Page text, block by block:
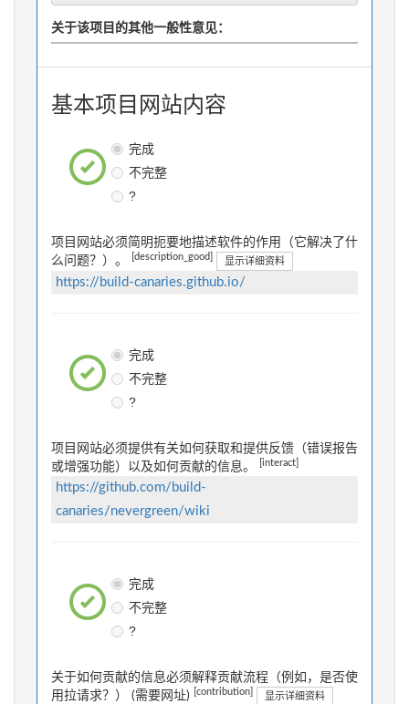
关于该项目的其他一般性意见：
基本项目网站内容
完成
不完整
?
项目网站必须简明扼要地描述软件的作用（它解决了什
么问题？）。
[description_good] 显示详细资料
https://build-canaries.github.io/
完成
不完整
?
项目网站必须提供有关如何获取和提供反馈（错误报告
或增强功能）以及如何贡献的信息。
[interact]
https://github.com/build-
canaries/nevergreen/wiki
完成
不完整
?
关于如何贡献的信息必须解释贡献流程（例如，是否使
用拉请求？） (需要网址)
[contribution] 显示详细资料